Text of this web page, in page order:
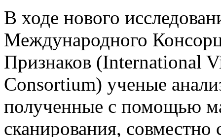
В ходе нового
Международного
Признаков (International
Consortium) ученые
полученные с помощью
сканирования,